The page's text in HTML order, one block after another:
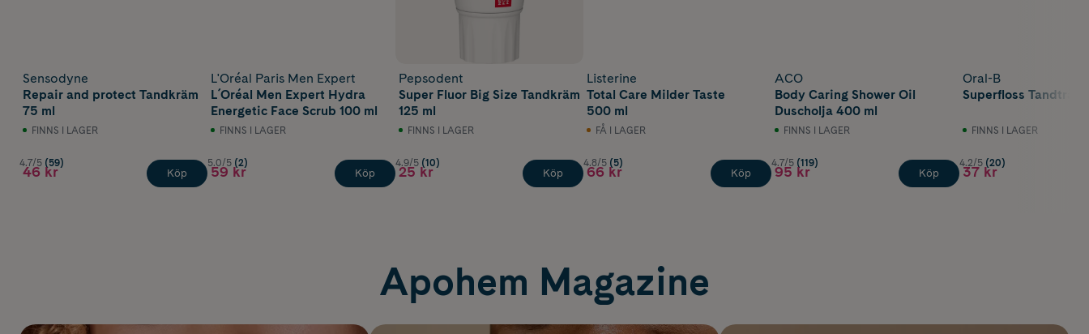
Sensodyne
Repair and protect Tandkräm
75 ml
FINNS I LAGER
4.7/5 (59)
46 kr Köp
L'Oréal Paris Men Expert
L´Oréal Men Expert Hydra
Energetic Face Scrub 100 ml
FINNS I LAGER
5.0/5 (2)
59 kr Köp
Pepsodent
Super Fluor Big Size Tandkräm
125 ml
FINNS I LAGER
4.9/5 (10)
25 kr Köp
Listerine
Total Care Milder Taste
500 ml
FÅ I LAGER
4.8/5 (5)
66 kr Köp
ACO
Body Caring Shower Oil
Duscholja 400 ml
FINNS I LAGER
4.7/5 (119)
95 kr Köp
Oral-B
Superfloss Tandtråd
FINNS I LAGER
4.2/5 (20)
37 kr
Apohem Magazine